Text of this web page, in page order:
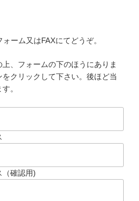
ーム又はFAXにてどうぞ。
、フォームの下のほうにありま
クリックして下さい。後ほど当
。
（確認用)